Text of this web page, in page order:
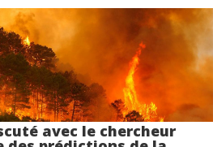
la session
o avec le chercheur